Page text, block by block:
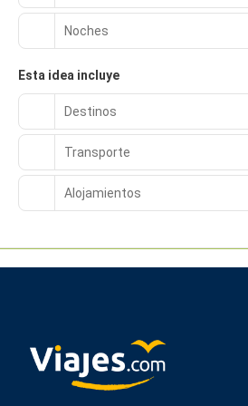
Noches
Esta idea incluye
Destinos
Transporte
Alojamientos